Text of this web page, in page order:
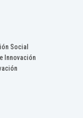
Social
Innovación